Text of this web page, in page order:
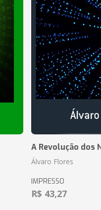
A Revolução dos
Álvaro Flores
IMPRESSO
R$ 43,27